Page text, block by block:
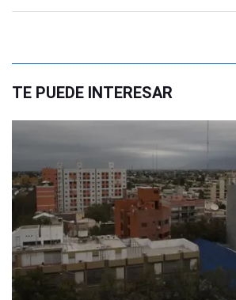
TE PUEDE INTERESAR